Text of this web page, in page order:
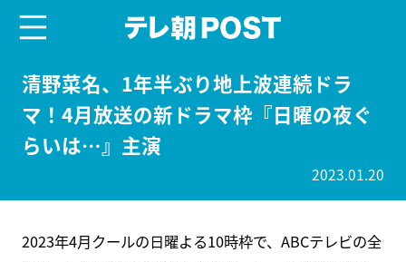
清野菜名、1年半ぶり地上波連続ドラ
マ！4月放送の新ドラマ枠『日曜の夜ぐ
らいは…』主演
2023.01.20
2023年4月クールの日曜よる10時枠で、ABCテレビの全